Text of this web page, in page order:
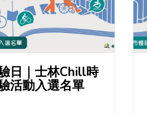
日｜士林Chill時
活動入選名單